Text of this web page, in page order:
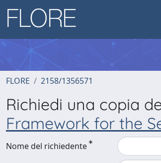
FLORE 2158/1356571
Richiedi una copia
Framework for the
Nome del richiedente